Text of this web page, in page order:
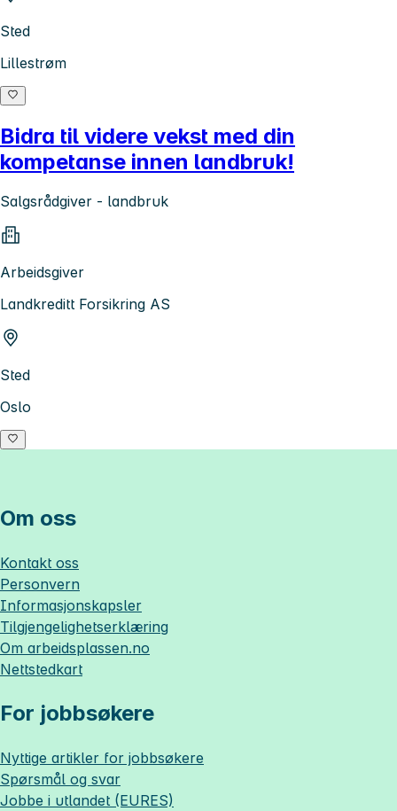
Sted
Lillestrøm
Bidra til videre vekst med din
kompetanse innen landbruk!
Salgsrådgiver - landbruk
Arbeidsgiver
Landkreditt Forsikring AS
Sted
Oslo
Om oss
Kontakt oss
Personvern
Informasjonskapsler
Tilgjengelighetserklæring
Om arbeidsplassen.no
Nettstedkart
For jobbsøkere
Nyttige artikler for jobbsøkere
Spørsmål og svar
Jobbe i utlandet (EURES)